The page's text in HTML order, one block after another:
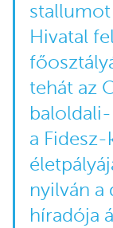
Hivatal
tehát az
a
nyilván a
híradója